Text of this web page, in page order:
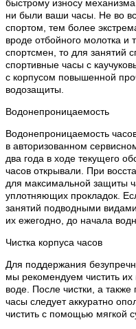
быстрому износу
ни были ваши часы. Не во
спортом, тем более
вроде отбойного молотка
спортсмен, то для занятий
спортивные часы с
с корпусом повышенной
водозащиты.
Водонепроницаемость
Водонепроницаемость
в авторизованном
два года в ходе текущего
часов открывали. При
для максимальной защиты
уплотняющих прокладок.
занятий подводными
их ежегодно, до начала
Чистка корпуса часов
Для поддержания
мы рекомендуем чистить
воде. После чистки, а
часы следует аккуратно
чистить с помощью мягкой